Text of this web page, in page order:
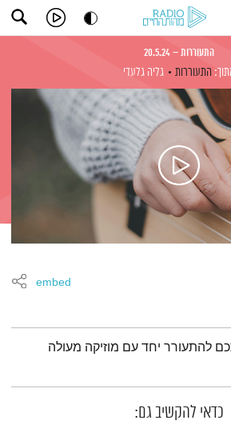
התעוררות – 20.5.24
התעוררות גליה גלעדי
embed
להתעורר יחד עם מוזיקה מעולה
כדאי להקשיב גם: